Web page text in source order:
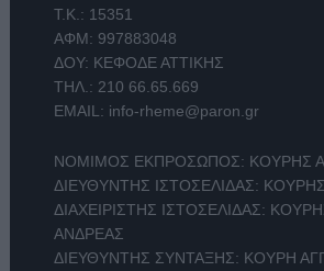
Τ.Κ.: 15351
ΑΦΜ: 997883048
ΔΟΥ: ΚΕΦΟΔΕ ΑΤΤΙΚΗΣ
ΤΗΛ.: 210 66.65.669
EMAIL: info-rheme@paron.gr
ΝΟΜΙΜΟΣ ΕΚΠΡΟΣΩΠΟΣ: ΚΟΥΡΗΣ
ΔΙΕΥΘΥΝΤΗΣ ΙΣΤΟΣΕΛΙΔΑΣ:
ΔΙΑΧΕΙΡΙΣΤΗΣ ΙΣΤΟΣΕΛΙΔΑΣ:
ΑΝΔΡΕΑΣ
ΔΙΕΥΘΥΝΤΗΣ ΣΥΝΤΑΞΗΣ: ΚΟΥΡΗ